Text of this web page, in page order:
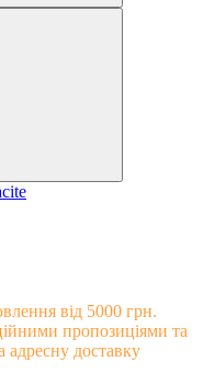
від 5000 грн.
пропозиціями та
адресну доставку